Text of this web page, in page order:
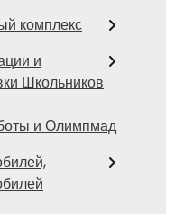
комплекс
и
Школьников
и Олимпмад